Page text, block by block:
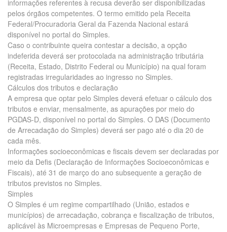
informações referentes à recusa deverão ser disponibilizadas
pelos órgãos competentes. O termo emitido pela Receita
Federal/Procuradoria Geral da Fazenda Nacional estará
disponível no portal do Simples.
Caso o contribuinte queira contestar a decisão, a opção
indeferida deverá ser protocolada na administração tributária
(Receita, Estado, Distrito Federal ou Município) na qual foram
registradas irregularidades ao ingresso no Simples.
Cálculos dos tributos e declaração
A empresa que optar pelo Simples deverá efetuar o cálculo dos
tributos e enviar, mensalmente, as apurações por meio do
PGDAS-D, disponível no portal do Simples. O DAS (Documento
de Arrecadação do Simples) deverá ser pago até o dia 20 de
cada mês.
Informações socioeconômicas e fiscais devem ser declaradas por
meio da Defis (Declaração de Informações Socioeconômicas e
Fiscais), até 31 de março do ano subsequente a geração de
tributos previstos no Simples.
Simples
O Simples é um regime compartilhado (União, estados e
municípios) de arrecadação, cobrança e fiscalização de tributos,
aplicável às Microempresas e Empresas de Pequeno Porte,